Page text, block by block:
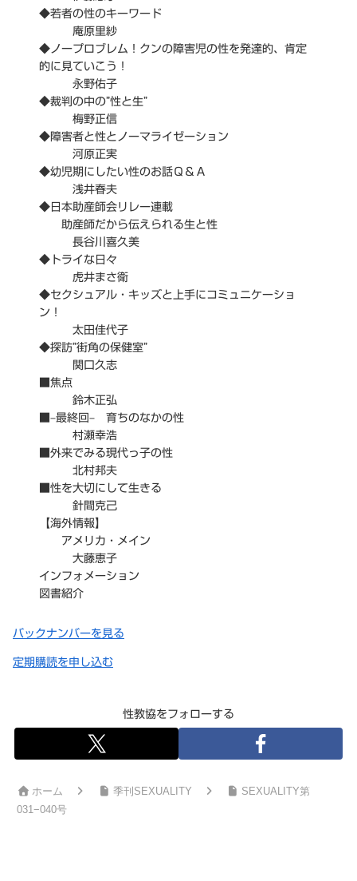
◆若者の性のキーワード
庵原里紗
◆ノープロブレム！クンの障害児の性を発達的、肯定
的に見ていこう！
永野佑子
◆裁判の中の”性と生”
梅野正信
◆障害者と性とノーマライゼーション
河原正実
◆幼児期にしたい性のお話Ｑ＆Ａ
浅井春夫
◆日本助産師会リレー連載
助産師だから伝えられる生と性
長谷川喜久美
◆トライな日々
虎井まさ衛
◆セクシュアル・キッズと上手にコミュニケーショ
ン！
太田佳代子
◆探訪”街角の保健室”
関口久志
■焦点
鈴木正弘
■–最終回– 育ちのなかの性
村瀬幸浩
■外来でみる現代っ子の性
北村邦夫
■性を大切にして生きる
針間克己
【海外情報】
アメリカ・メイン
大藤恵子
インフォメーション
図書紹介
バックナンバーを見る
定期購読を申し込む
性教協をフォローする
ホーム 季刊SEXUALITY
SEXUALITY第
031−040号